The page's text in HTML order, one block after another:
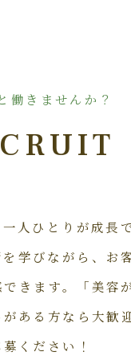
働きませんか？
人ひとりが成長
学びながら、お
きます。「美容
ある方なら大歓
募ください！